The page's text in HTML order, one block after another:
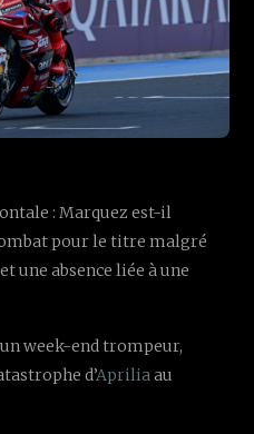
: Marquez est-il
pour le titre malgré
une absence liée à une
week-end trompeur,
d’Apriliaau